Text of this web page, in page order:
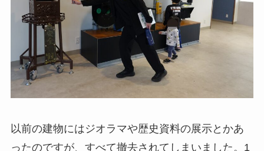
以前の建物にはジオラマや歴史資料の展示とかあ
ったのですが、すべて撤去されてしまいました。1